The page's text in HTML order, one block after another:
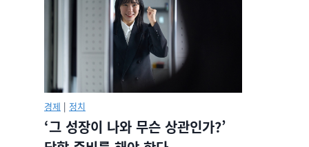
경제 | 정치
‘그 성장이 나와 무슨 상관인가?’